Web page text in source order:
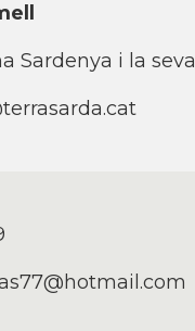
Sardenya i la seva